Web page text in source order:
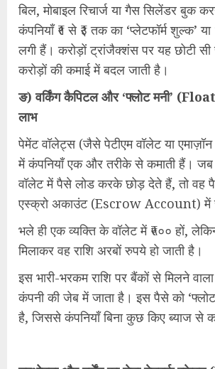
बिल, मोबाइल रिचार्ज या गैस सिलेंडर बुक
कंपनियाँ ₹१ से ₹३ तक का ‘प्लेटफॉर्म शुल्क’
लगी हैं। करोड़ों ट्रांजैक्शंस पर यह छोटी सी
करोड़ों की कमाई में बदल जाती है।
ङ) वर्किंग कैपिटल और ‘फ्लोट मनी’
लाभ
पेमेंट वॉलेट्स (जैसे पेटीएम वॉलेट या
में कंपनियाँ एक और तरीके से कमाती हैं। जब
वॉलेट में पैसे लोड करके छोड़ देते हैं, तो वह
एस्क्रो अकाउंट (Escrow Account) में
भले ही एक व्यक्ति के वॉलेट में ₹५०० हों,
मिलाकर वह राशि अरबों रुपये हो जाती है।
इस भारी-भरकम राशि पर बैंकों से मिलने
कंपनी की जेब में जाता है। इस पैसे को ‘फ्लोट
है, जिससे कंपनियाँ बिना कुछ किए ब्याज से